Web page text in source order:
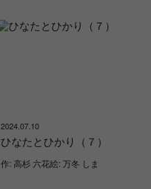
2024.07.10
ひなたとひかり（７）
作: 高杉 六花絵: 万冬 しま